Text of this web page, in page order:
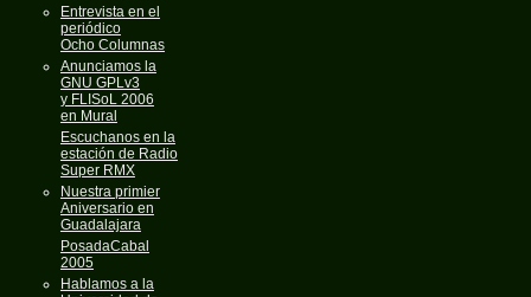
Entrevista en el
periódico
Ocho Columnas
Anunciamos la
GNU GPLv3
y FLISoL 2006
en Mural
Escuchanos en la
estación de Radio
Super RMX
Nuestra primier
Aniversario en
Guadalajara
PosadaCabal
2005
Hablamos a la